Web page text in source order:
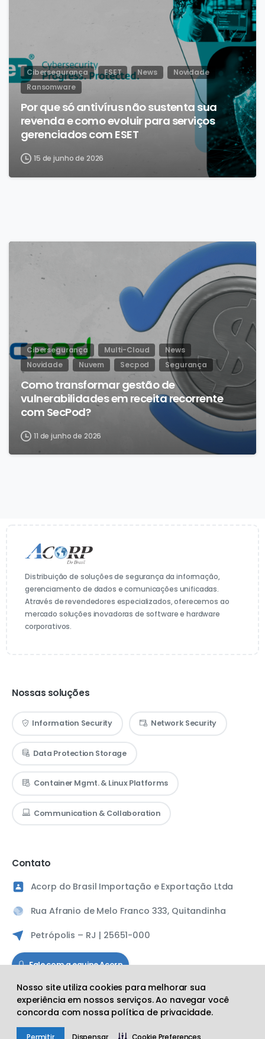
Nosso site utiliza cookies para melhorar sua
experiência em nossos serviços. Ao navegar você
concorda com nossa política de privacidade.
Permitir Dispensar Cookie Preferences
Cibersegurança ESET News
Novidade
Ransomware
Por que só antivírus não sustenta sua
revenda e como evoluir para serviços
gerenciados com ESET
15 de junho de 2026
Cibersegurança Multi-Cloud
News
Novidade
Nuvem Secpod Segurança
Como transformar gestão de
vulnerabilidades em receita recorrente
com SecPod?
11 de junho de 2026
Distribuição de soluções de segurança da informação,
gerenciamento de dados e comunicações unificadas.
Através de revendedores especializados, oferecemos ao
mercado soluções inovadoras de software e hardware
corporativos.
Nossas soluções
Information Security Network Security
Data Protection Storage
Container Mgmt. & Linux Platforms
Communication & Collaboration
Contato
Acorp do Brasil Importação e Exportação Ltda
Rua Afranio de Melo Franco 333, Quitandinha
Petrópolis – RJ | 25651-000
Fale com a equipe Acorp
Siga a Acorp
Acorp do Brasil © 2025